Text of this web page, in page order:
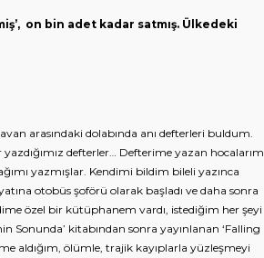
on bin adet kadar satmış. Ülkedeki
arasındaki dolabında anı defterleri buldum.
defterler… Defterime yazan hocalarım
yazmışlar. Kendimi bildim bileli yazınca
otobüs şoförü olarak başladı ve daha sonra
özel bir kütüphanem vardı, istediğim her şeyi
Sonunda’ kitabından sonra yayınlanan ‘Falling
aldığım, ölümle, trajik kayıplarla yüzleşmeyi